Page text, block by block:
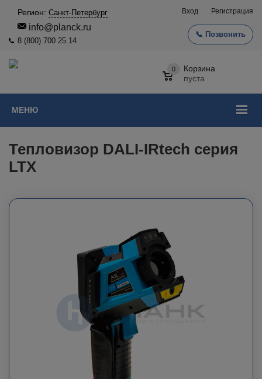
Регион: Санкт-Петербург
info@planck.ru
8 (800) 700 25 14
📞 Позвонить
Вход Регистрация
МЕНЮ
0
Корзина
пуста
Тепловизор DALI-IRtech серия
LTX